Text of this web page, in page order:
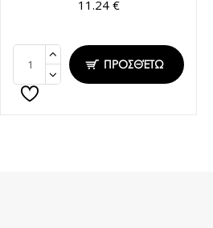
11.24 €
ΠΡΟΣΘΈΤΩ